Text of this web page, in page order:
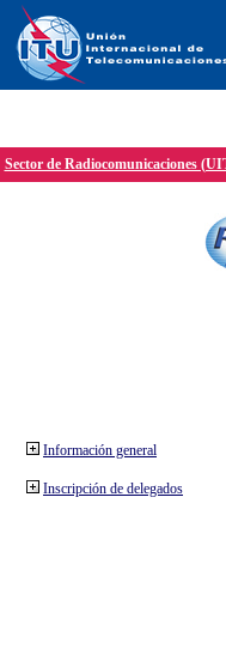
Sector de Radiocomunicaciones
Información general
Inscripción de delegados